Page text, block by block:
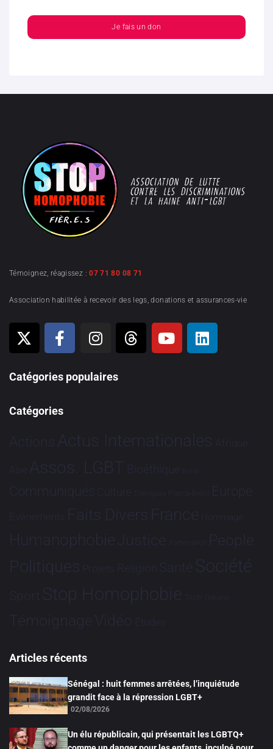
Je fais un don
Témoignez, réagissez :07 71 80 08 71
Association habilitée à recevoir des legs, donations et assurances-vie
Catégories populaires
Catégories
Actions Actus Internationales Afrique
Asie Assos. LGBT Bioéthique Brève
Communiqués Culture Dialogues France-Brésil Europe
Evénements Faits Divers France Hommage
HumanophobieJustice Partenariat People
Politiques Projets Religion Santé Société
Sport Stop Homophobie Tech Tribune
TémoignageVidéo Études
Articles récents
Sénégal : huit femmes arrêtées, l’inquiétude
grandit face à la répression LGBT+
02/08/2026
Un élu républicain, qui présentait les LGBTQ+